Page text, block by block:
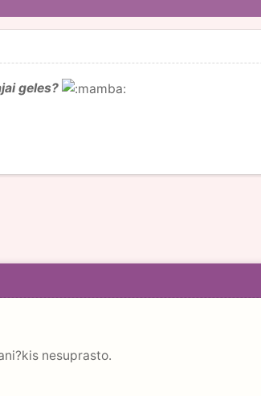
geles?
nesuprasto.